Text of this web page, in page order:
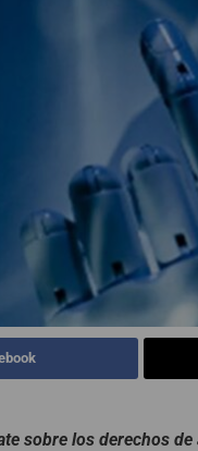
sobre los derechos